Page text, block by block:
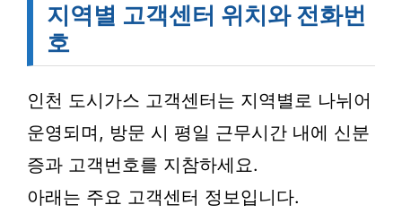
지역별 고객센터 위치와 전화번
호
인천 도시가스 고객센터는 지역별로 나뉘어
운영되며, 방문 시 평일 근무시간 내에 신분
증과 고객번호를 지참하세요.
아래는 주요 고객센터 정보입니다.